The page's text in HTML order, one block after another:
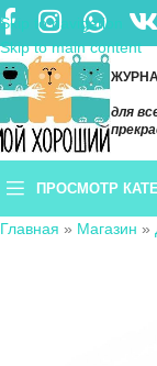
Skip to navigation
Skip to main content
для
ПРОСМОТР
Главная » Магазин »